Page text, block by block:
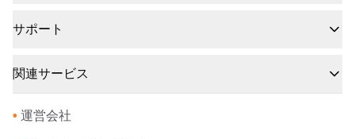
サポート
関連サービス
• 運営会社